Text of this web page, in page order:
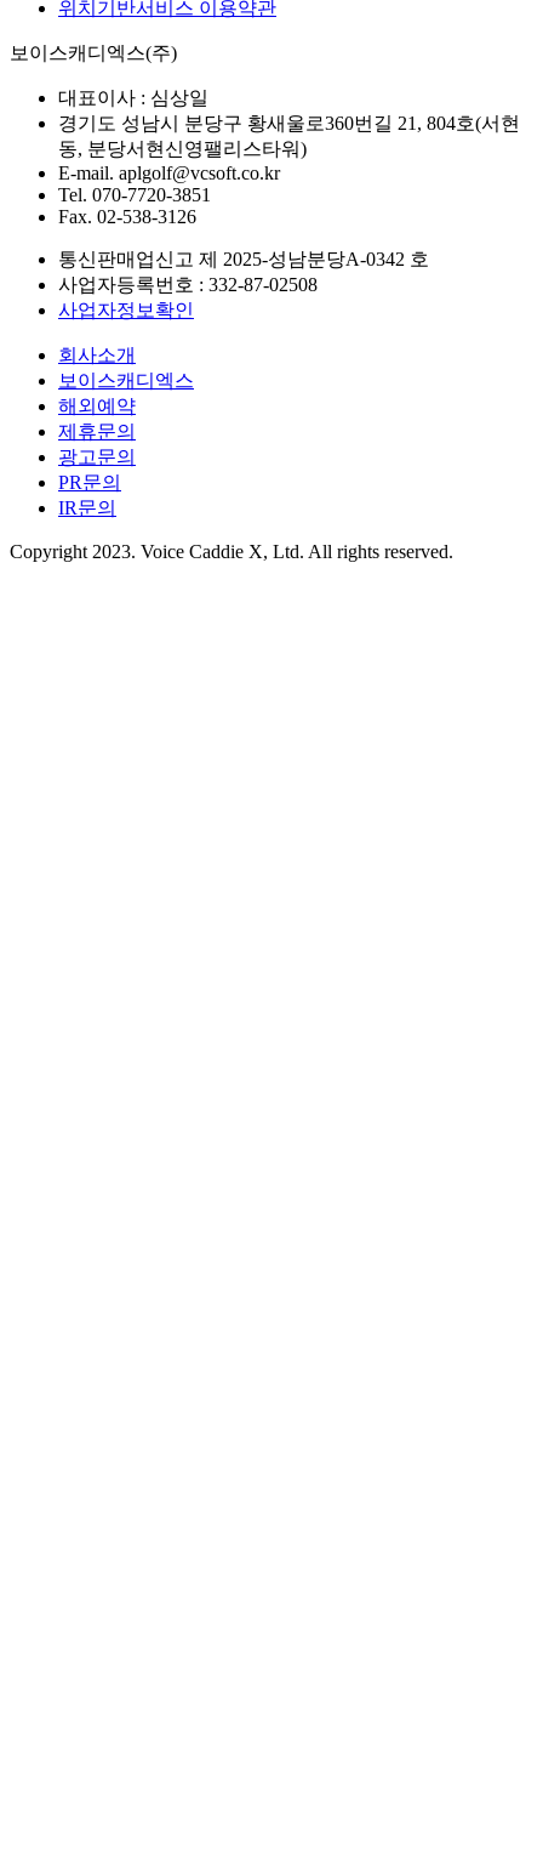
위치기반서비스 이용약관
보이스캐디엑스(주)
대표이사 : 심상일
경기도 성남시 분당구 황새울로360번길 21, 804호(서현
동, 분당서현신영팰리스타워)
E-mail. aplgolf@vcsoft.co.kr
Tel. 070-7720-3851
Fax. 02-538-3126
통신판매업신고 제 2025-성남분당A-0342 호
사업자등록번호 : 332-87-02508
사업자정보확인
회사소개
보이스캐디엑스
해외예약
제휴문의
광고문의
PR문의
IR문의
Copyright 2023. Voice Caddie X, Ltd. All rights reserved.